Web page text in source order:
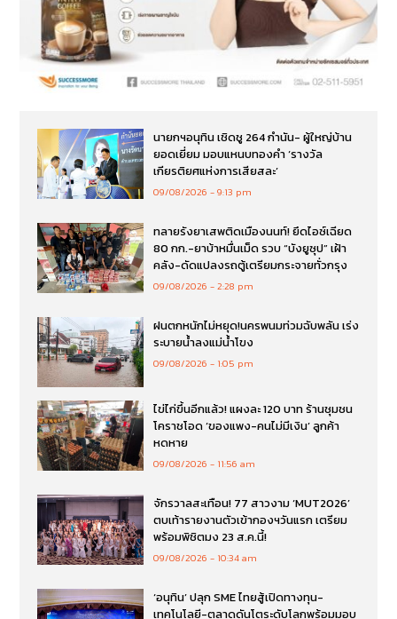
นายกฯอนุทิน เชิดชู 264 กำนัน- ผู้ใหญ่บ้าน
ยอดเยี่ยม มอบแหนบทองคำ ‘รางวัล
เกียรติยศแห่งการเสียสละ’
09/08/2026 9:13 pm
ทลายรังยาเสพติดเมืองนนท์! ยึดไอซ์เฉียด
80 กก.-ยาบ้าหมื่นเม็ด รวบ “บังยูซุป” เฝ้า
คลัง-ดัดแปลงรถตู้เตรียมกระจายทั่วกรุง
09/08/2026 2:28 pm
ฝนตกหนักไม่หยุด!นครพนมท่วมฉับพลัน เร่ง
ระบายน้ำลงแม่น้ำโขง
09/08/2026 1:05 pm
ไข่ไก่ขึ้นอีกแล้ว! แผงละ 120 บาท ร้านชุมชน
โคราชโอด ‘ของแพง-คนไม่มีเงิน’ ลูกค้า
หดหาย
09/08/2026 11:56 am
จักรวาลสะเทือน! 77 สาวงาม ‘MUT2026’
ตบเท้ารายงานตัวเข้ากองฯวันแรก เตรียม
พร้อมพิชิตมง 23 ส.ค.นี้!
09/08/2026 10:34 am
‘อนุทิน’ ปลุก SME ไทยสู้เปิดทางทุน-
เทคโนโลยี-ตลาดดันโตระดับโลกพร้อมมอบ